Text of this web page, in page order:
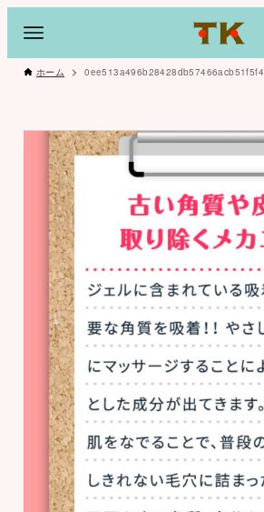
ホーム 0ee513a496b28428db57466acb51f5f4